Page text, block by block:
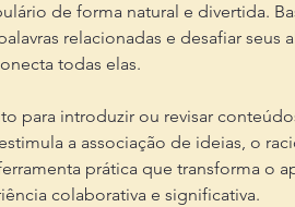
de forma natural e divertida.
relacionadas e desafiar
todas elas.
para introduzir ou revisar
a associação de ideias, o
prática que transforma o
colaborativa e significativa.